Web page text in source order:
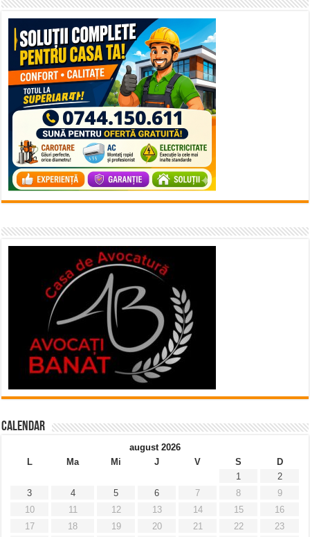
Calendar
august 2026
L
Ma Mi J V S
D
1
2
3
4 5 6 7 8
9
10
11 12 13 14 15
16
17
18 19 20 21 22
23